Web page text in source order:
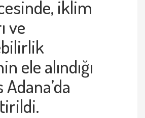
iklim
ve
ele alındığı